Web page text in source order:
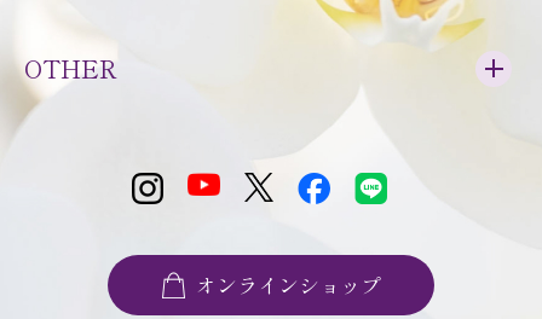
OTHER
オンラインショップ